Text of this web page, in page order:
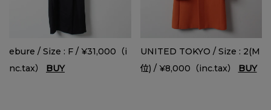
ebure / Size : F / ¥31,000（i
nc.tax）
BUY
UNITED TOKYO / Size : 2(M
位) / ¥8,000（inc.tax）
BUY